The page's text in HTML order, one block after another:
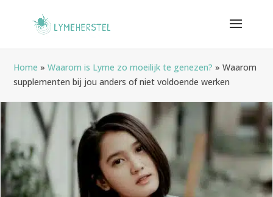
Home »Waarom is Lyme zo moeilijk te genezen? »Waarom
supplementen bij jou anders of niet voldoende werken